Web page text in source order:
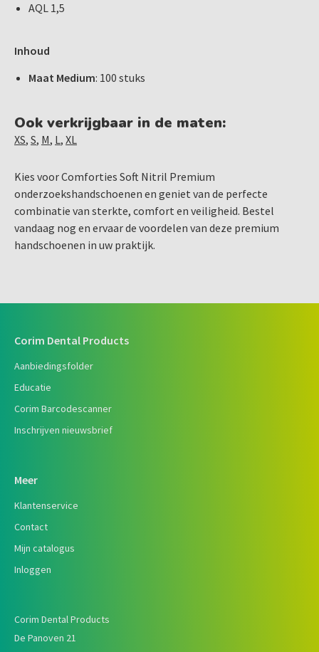
AQL 1,5
Inhoud
Maat Medium: 100 stuks
Ook verkrijgbaar in de maten:
XS, S, M, L, XL
Kies voor Comforties Soft Nitril Premium
onderzoekshandschoenen en geniet van de perfecte
combinatie van sterkte, comfort en veiligheid. Bestel
vandaag nog en ervaar de voordelen van deze premium
handschoenen in uw praktijk.
Corim Dental Products
Aanbiedingsfolder
Educatie
Corim Barcodescanner
Inschrijven nieuwsbrief
Meer
Klantenservice
Contact
Mijn catalogus
Inloggen
Corim Dental Products
De Panoven 21